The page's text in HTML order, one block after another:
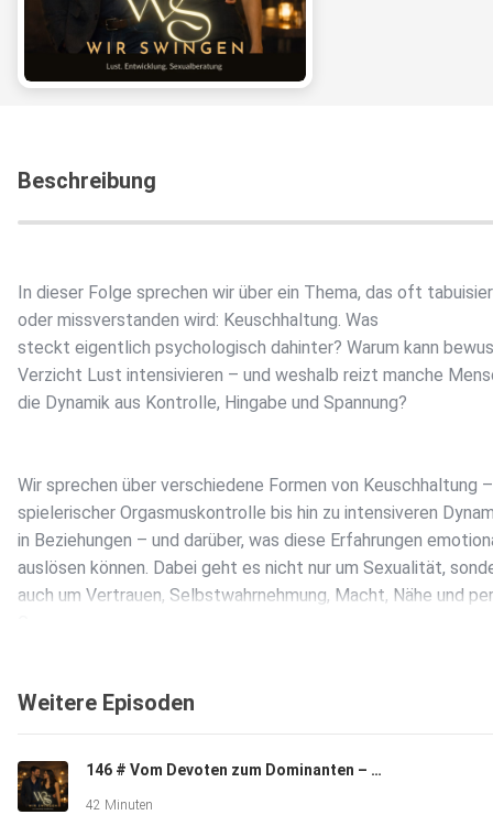
Beschreibung
In dieser Folge sprechen wir über ein Thema, das oft
oder missverstanden wird: Keuschhaltung. Was
steckt eigentlich psychologisch dahinter? Warum kann
Verzicht Lust intensivieren – und weshalb reizt manche
die Dynamik aus Kontrolle, Hingabe und Spannung?
Wir sprechen über verschiedene Formen von Keuschhaltung
spielerischer Orgasmuskontrolle bis hin zu intensiveren
in Beziehungen – und darüber, was diese Erfahrungen
auslösen können. Dabei geht es nicht nur um Sexualität,
auch um Vertrauen, Selbstwahrnehmung, Macht, Nähe und
Außerdem diskutieren wir die Unterschiede zwischen gesunder
dabei entscheidend ist und weshalb solche Dynamiken nur
funktionieren, wenn sie freiwillig und reflektiert gelebt werden.
Weitere Episoden
146 # Vom Devoten zum Dominanten – Wie sich Markus' Sexualität komplett verändert hat
42 Minuten